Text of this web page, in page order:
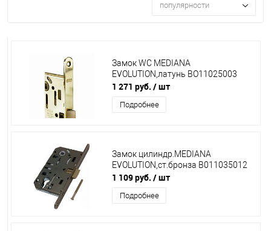
популярности
Замок WC MEDIANA
EVOLUTION,латунь ВО11025003
1 271 руб. / шт
Подробнее
Замок цилиндр.MEDIANA
EVOLUTION,ст.бронза В011035012
1 109 руб. / шт
Подробнее